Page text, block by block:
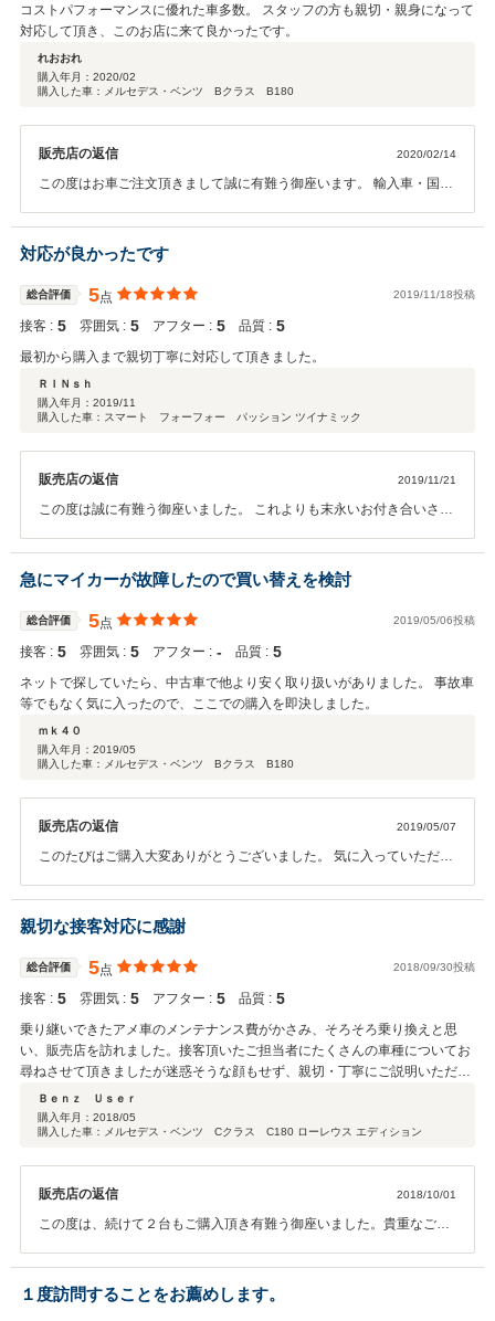
コストパフォーマンスに優れた車多数。 スタッフの方も親切・親身になって
対応して頂き、このお店に来て良かったです。
れおおれ
購入年月： 2020/02
購入した車：メルセデス・ベンツ Bクラス B180
販売店の返信 2020/02/14
この度はお車ご注文頂きまして誠に有難う御座います。 輸入車・国産
座います。 お納車迄色々とお手数お掛け致しますが何卒お付き合い 末
永くよろしくお願い致します。 お納車時お会い出来ます事楽しみにし
ております。 有難う御座いました。
対応が良かったです
総合評価 5点 2019/11/18投稿
接客 : 5 雰囲気 : 5 アフター : 5 品質 : 5
最初から購入まで親切丁寧に対応して頂きました。
ＲＩＮｓｈ
購入年月： 2019/11
購入した車：スマート フォーフォー パッション ツイナミック
販売店の返信 2019/11/21
この度は誠に有難う御座いました。 これよりも末永いお付き合いさせ
軽にご連絡心よりお待ち 申し上げます。 有難う御座いました。
急にマイカーが故障したので買い替えを検討
総合評価 5点 2019/05/06投稿
接客 : 5 雰囲気 : 5 アフター : ‐ 品質 : 5
ネットで探していたら、中古車で他より安く取り扱いがありました。 事故車
等でもなく気に入ったので、ここでの購入を即決しました。
ｍｋ４０
購入年月： 2019/05
購入した車：メルセデス・ベンツ Bクラス B180
販売店の返信 2019/05/07
このたびはご購入大変ありがとうございました。 気に入っていただけ
どうぞお待ちください。
親切な接客対応に感謝
総合評価 5点 2018/09/30投稿
接客 : 5 雰囲気 : 5 アフター : 5 品質 : 5
乗り継いできたアメ車のメンテナンス費がかさみ、そろそろ乗り換えと思
い、販売店を訪れました。接客頂いたご担当者にたくさんの車種についてお
尋ねさせて頂きましたが迷惑そうな顔もせず、親切・丁寧にご説明いただけ
ました。その日に即決・購入させていただきました。 それから2カ月後、乗
り回していたもう一台所有の愛車が走行不能となり、再度、ご担当頂いた方
にご連絡させていただき、同じように親切ご対応いただ、乗り換えました。
れからも長い付き合いになりそうです。
Ｂｅｎｚ Ｕｓｅｒ
購入年月： 2018/05
購入した車：メルセデス・ベンツ Cクラス C180 ローレウス エディション
販売店の返信 2018/10/01
この度は、続けて２台もご購入頂き有難う御座いました。貴重なご意
お願い致します。
１度訪問することをお薦めします。